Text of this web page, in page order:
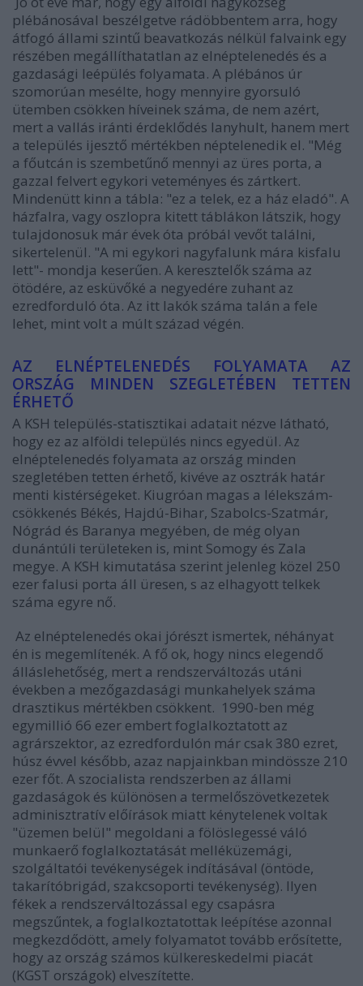
plébánosával beszélgetve rádöbbentem arra, hogy
átfogó állami szintű beavatkozás nélkül falvaink egy
részében megállíthatatlan az elnéptelenedés és a
gazdasági leépülés folyamata. A plébános úr
szomorúan mesélte, hogy mennyire gyorsuló
ütemben csökken híveinek száma, de nem azért,
mert a vallás iránti érdeklődés lanyhult, hanem mert
a település ijesztő mértékben néptelenedik el. "Még
a főutcán is szembetűnő mennyi az üres porta, a
gazzal felvert egykori veteményes és zártkert.
Mindenütt kinn a tábla: "ez a telek, ez a ház eladó". A
házfalra, vagy oszlopra kitett táblákon látszik, hogy
tulajdonosuk már évek óta próbál vevőt találni,
sikertelenül. "A mi egykori nagyfalunk mára kisfalu
lett"- mondja keserűen. A keresztelők száma az
ötödére, az esküvőké a negyedére zuhant az
ezredforduló óta. Az itt lakók száma talán a fele
lehet, mint volt a múlt század végén.
AZ ELNÉPTELENEDÉS FOLYAMATA AZ
ORSZÁG MINDEN SZEGLETÉBEN TETTEN
ÉRHETŐ
A KSH település-statisztikai adatait nézve látható,
hogy ez az alföldi település nincs egyedül. Az
elnéptelenedés folyamata az ország minden
szegletében tetten érhető, kivéve az osztrák határ
menti kistérségeket. Kiugróan magas a lélekszám-
csökkenés Békés, Hajdú-Bihar, Szabolcs-Szatmár,
Nógrád és Baranya megyében, de még olyan
dunántúli területeken is, mint Somogy és Zala
megye. A KSH kimutatása szerint jelenleg közel 250
ezer falusi porta áll üresen, s az elhagyott telkek
száma egyre nő.
Az elnéptelenedés okai jórészt ismertek, néhányat
én is megemlítenék. A fő ok, hogy nincs elegendő
álláslehetőség, mert a rendszerváltozás utáni
években a mezőgazdasági munkahelyek száma
drasztikus mértékben csökkent. 1990-ben még
egymillió 66 ezer embert foglalkoztatott az
agrárszektor, az ezredfordulón már csak 380 ezret,
húsz évvel később, azaz napjainkban mindössze 210
ezer főt. A szocialista rendszerben az állami
gazdaságok és különösen a termelőszövetkezetek
adminisztratív előírások miatt kénytelenek voltak
"üzemen belül" megoldani a fölöslegessé váló
munkaerő foglalkoztatását melléküzemági,
szolgáltatói tevékenységek indításával (öntöde,
takarítóbrigád, szakcsoporti tevékenység). Ilyen
fékek a rendszerváltozással egy csapásra
megszűntek, a foglalkoztatottak leépítése azonnal
megkezdődött, amely folyamatot tovább erősítette,
hogy az ország számos külkereskedelmi piacát
(KGST országok) elveszítette.